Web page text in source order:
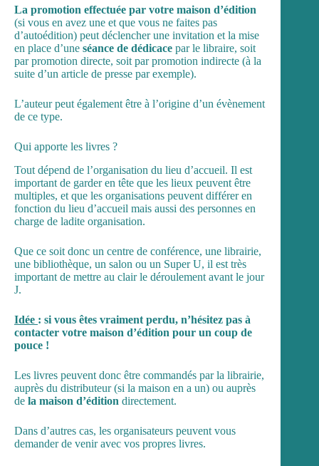
La promotion effectuée par votre maison d’édition
(si vous en avez une et que vous ne faites pas
d’autoédition) peut déclencher une invitation et la mise
en place d’une séance de dédicace par le libraire, soit
par promotion directe, soit par promotion indirecte (à la
suite d’un article de presse par exemple).
L’auteur peut également être à l’origine d’un évènement
de ce type.
Qui apporte les livres ?
Tout dépend de l’organisation du lieu d’accueil. Il est
important de garder en tête que les lieux peuvent être
multiples, et que les organisations peuvent différer en
fonction du lieu d’accueil mais aussi des personnes en
charge de ladite organisation.
Que ce soit donc un centre de conférence, une librairie,
une bibliothèque, un salon ou un Super U, il est très
important de mettre au clair le déroulement avant le jour
J.
Idée : si vous êtes vraiment perdu, n’hésitez pas à
contacter votre maison d’édition pour un coup de
pouce !
Les livres peuvent donc être commandés par la librairie,
auprès du distributeur(si la maison en a un) ou auprès
de la maison d’édition directement.
Dans d’autres cas, les organisateurs peuvent vous
demander de venir avec vos propres livres.